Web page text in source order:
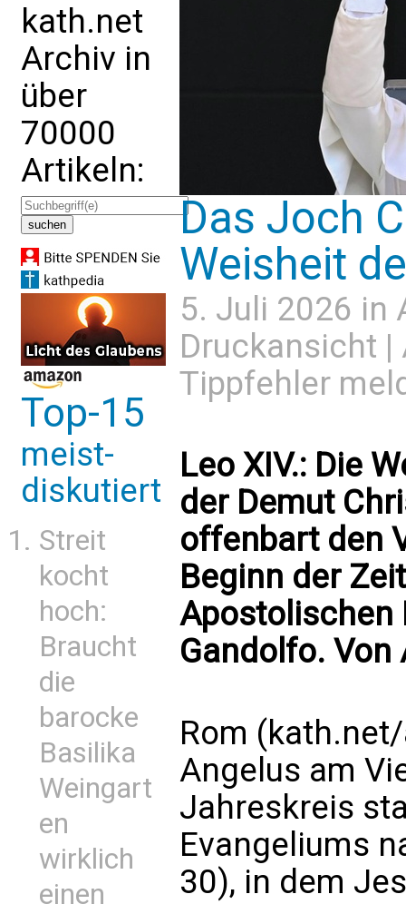
kath.net
Archiv in
über
70000
Artikeln:
Top-15
meist-
diskutiert
Streit
kocht
hoch:
Braucht
die
barocke
Basilika
Weingart
en
wirklich
einen
Das Joch
Weisheit
5. Juli 2026 in
Druckansicht |
Tippfehler
Leo XIV.: Die
der Demut
offenbart den
Beginn der
Apostolischen
Gandolfo.
Rom
Angelus am
Jahreskreis
Evangeliums
30), in dem